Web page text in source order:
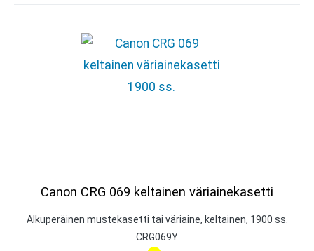
Canon CRG 069 keltainen väriainekasetti
Alkuperäinen mustekasetti tai väriaine, keltainen, 1900 ss.
CRG069Y